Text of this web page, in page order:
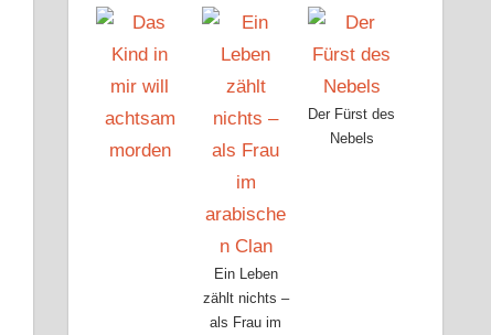
Ein Leben
zählt nichts –
als Frau im
Der Fürst des
Nebels